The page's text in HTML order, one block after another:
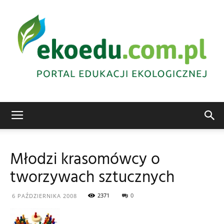
ekologiczna
Młodzi krasomówcy o
tworzywach sztucznych
6 PAŹDZIERNIKA 2008 2371 0